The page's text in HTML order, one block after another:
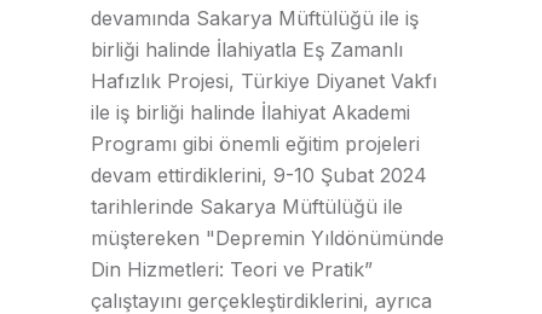
devamında Sakarya Müftülüğü ile iş
birliği halinde İlahiyatla Eş Zamanlı
Hafızlık Projesi, Türkiye Diyanet Vakfı
ile iş birliği halinde İlahiyat Akademi
Programı gibi önemli eğitim projeleri
devam ettirdiklerini, 9-10 Şubat 2024
tarihlerinde Sakarya Müftülüğü ile
müştereken "Depremin Yıldönümünde
Din Hizmetleri: Teori ve Pratik”
çalıştayını gerçekleştirdiklerini, ayrıca